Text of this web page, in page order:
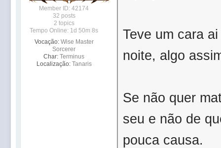
Member ID: 42174
32 posts
2 topics
Tempo Online: 1d 50m 8s
Vocação: Wise Master
Sorcerer
Char: Terminus
Localização: Tanaris
Teve um cara
noite, algo
Se não quer
seu e não de
pouca causa.